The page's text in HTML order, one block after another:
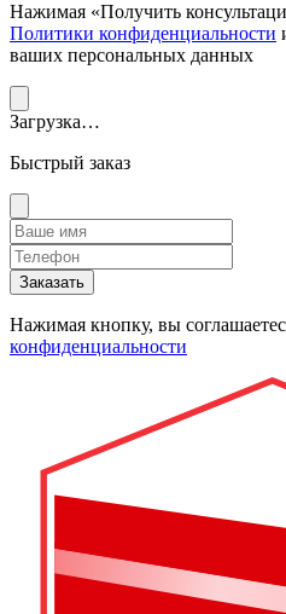
Нажимая «Получить
Политики конфиденциальности
ваших персональных данных
Загрузка…
Быстрый заказ
Заказать
Нажимая кнопку, вы
конфиденциальности